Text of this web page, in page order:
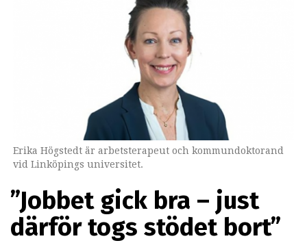
Erika Högstedt är arbetsterapeut och kommundoktorand
vid Linköpings universitet.
”Jobbet gick bra – just
därför togs stödet bort”